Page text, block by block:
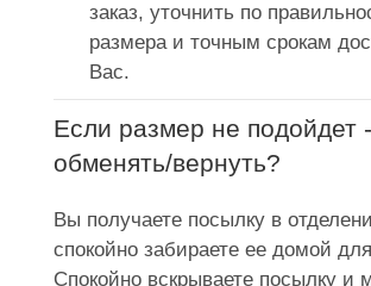
заказ, уточнить по
размера и точным срокам
Вас.
Если размер не подойдет
обменять/вернуть?
Вы получаете посылку в
спокойно забираете ее домой
Спокойно вскрываете посылку и